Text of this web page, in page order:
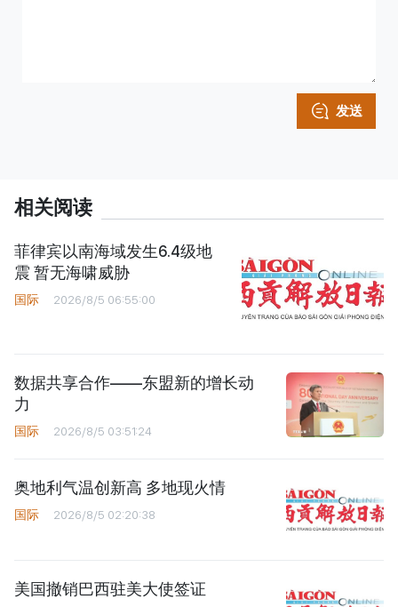
发送
相关阅读
菲律宾以南海域发生6.4级地
震 暂无海啸威胁
国际 2026/8/5 06:55:00
数据共享合作——东盟新的增长动
力
国际 2026/8/5 03:51:24
奥地利气温创新高 多地现火情
国际 2026/8/5 02:20:38
美国撤销巴西驻美大使签证